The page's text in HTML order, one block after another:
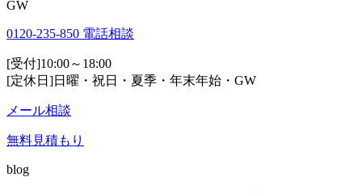
GW
0120-235-850 電話相談
[受付]10:00～18:00
[定休日]日曜・祝日・夏季・年末年始・GW
メール相談
無料見積もり
blog